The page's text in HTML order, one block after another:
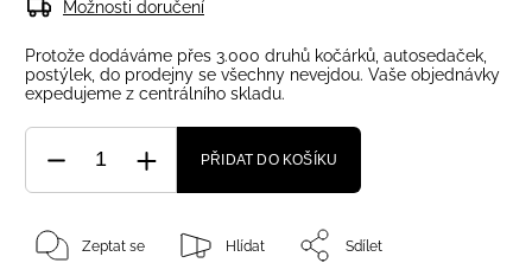
Možnosti doručení
Protože dodáváme přes 3.000 druhů kočárků, autosedaček,
postýlek, do prodejny se všechny nevejdou. Vaše objednávky
expedujeme z centrálního skladu.
PŘIDAT DO KOŠÍKU
Zeptat se Hlídat Sdílet